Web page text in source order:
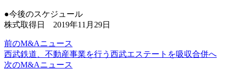
●今後のスケジュール
株式取得日 2019年11月29日
前のM&Aニュース
西武鉄道、不動産事業を行う西武エステートを吸収合併へ
次のM&Aニュース